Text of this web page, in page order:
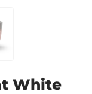
White